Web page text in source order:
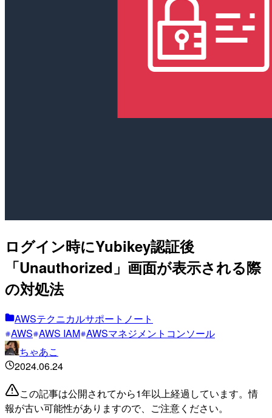
ログイン時にYubikey認証後
「Unauthorized」画面が表示される際
の対処法
AWSテクニカルサポートノート
AWS AWS IAM AWSマネジメントコンソール
ちゃあこ
2024.06.24
この記事は公開されてから1年以上経過しています。情
報が古い可能性がありますので、ご注意ください。